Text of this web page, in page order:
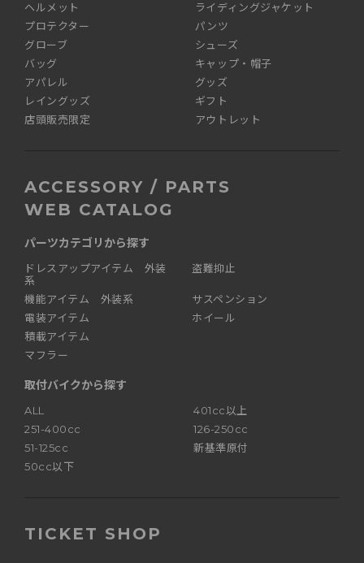
ヘルメット
ライディングジャケット
プロテクター
パンツ
グローブ
シューズ
バッグ
キャップ・帽子
アパレル
グッズ
レイングッズ
ギフト
店頭販売限定
アウトレット
ACCESSORY / PARTS
WEB CATALOG
パーツカテゴリから探す
ドレスアップアイテム 外装
系
機能アイテム 外装系
電装アイテム
積載アイテム
マフラー
盗難抑止
サスペンション
ホイール
取付バイクから探す
ALL
401cc以上
251-400cc
126-250cc
51-125cc
新基準原付
50cc以下
TICKET SHOP